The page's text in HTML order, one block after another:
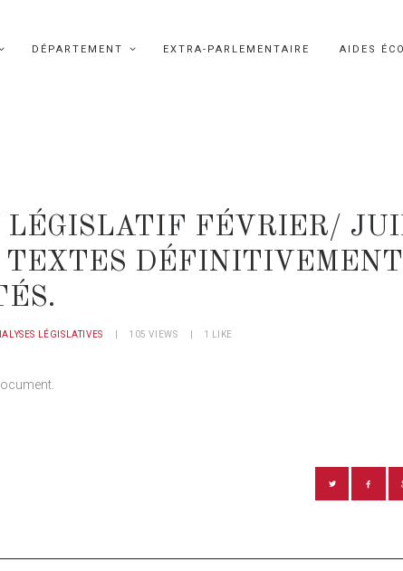
DÉPARTEMENT EXTRA-PARLEMENTAIRE AIDES
LÉGISLATIF FÉVRIER/
TEXTES DÉFINITIVEMENT
LÉGISLATIVES 105 VIEWS 1 LIKE